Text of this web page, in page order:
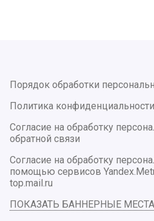
Порядок обработки
Политика
Согласие на обработку
обратной связи
Согласие на обработку
помощью сервисов
top.mail.ru
ПОКАЗАТЬ БАННЕРНЫЕ МЕСТА